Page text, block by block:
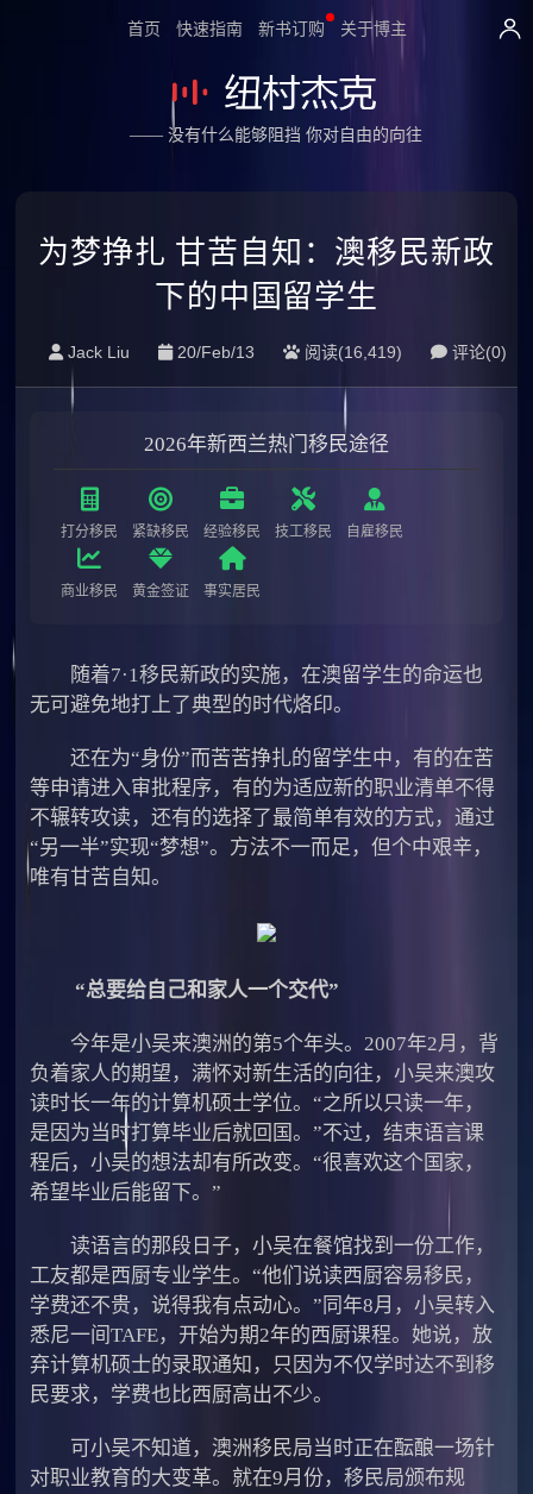
首页 快速指南 新书订购 关于博主
—— 没有什么能够阻挡 你对自由的向往
为梦挣扎 甘苦自知：澳移民新政
下的中国留学生
Jack Liu 20/Feb/13 阅读(16,419) 评论(0)
2026年新西兰热门移民途径
打分移民 紧缺移民 经验移民 技工移民 自雇移民
商业移民 黄金签证 事实居民
随着7·1移民新政的实施，在澳留学生的命运也
无可避免地打上了典型的时代烙印。
还在为“身份”而苦苦挣扎的留学生中，有的在苦
等申请进入审批程序，有的为适应新的职业清单不得
不辗转攻读，还有的选择了最简单有效的方式，通过
“另一半”实现“梦想”。方法不一而足，但个中艰辛，
唯有甘苦自知。
“总要给自己和家人一个交代”
今年是小吴来澳洲的第5个年头。2007年2月，背
负着家人的期望，满怀对新生活的向往，小吴来澳攻
读时长一年的计算机硕士学位。“之所以只读一年，
是因为当时打算毕业后就回国。”不过，结束语言课
程后，小吴的想法却有所改变。“很喜欢这个国家，
希望毕业后能留下。”
读语言的那段日子，小吴在餐馆找到一份工作，
工友都是西厨专业学生。“他们说读西厨容易移民，
学费还不贵，说得我有点动心。”同年8月，小吴转入
悉尼一间TAFE，开始为期2年的西厨课程。她说，放
弃计算机硕士的录取通知，只因为不仅学时达不到移
民要求，学费也比西厨高出不少。
可小吴不知道，澳洲移民局当时正在酝酿一场针
对职业教育的大变革。就在9月份，移民局颁布规